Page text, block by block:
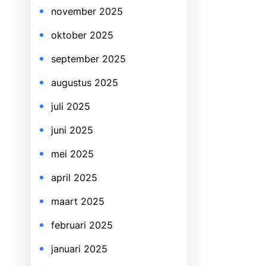
november 2025
oktober 2025
september 2025
augustus 2025
juli 2025
juni 2025
mei 2025
april 2025
maart 2025
februari 2025
januari 2025